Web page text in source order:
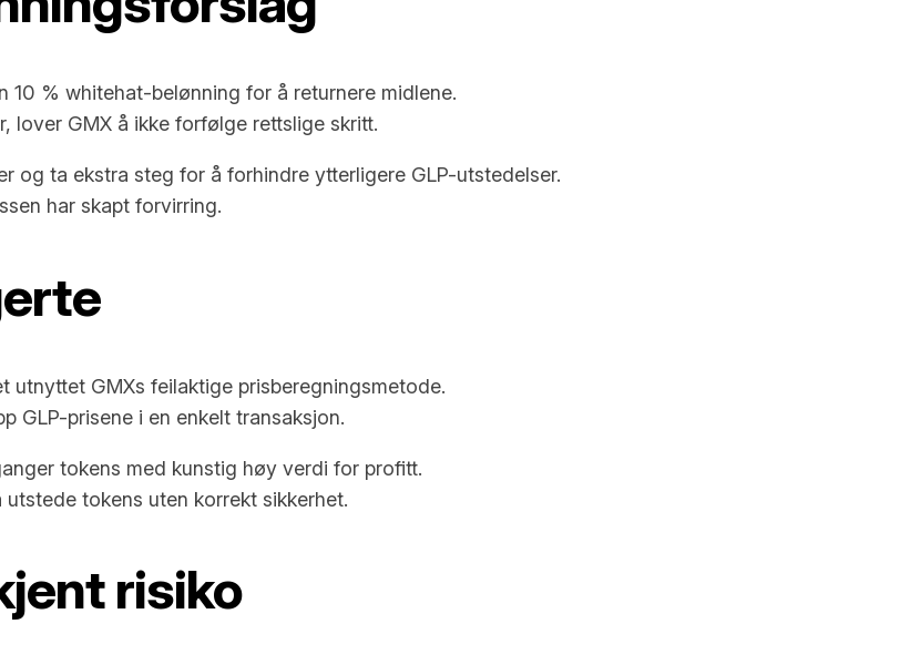
10 % whitehat-belønning for å returnere midlene.
lover GMX å ikke forfølge rettslige skritt.
og ta ekstra steg for å forhindre ytterligere GLP-utstedelser.
har skapt forvirring.
utnyttet GMXs feilaktige prisberegningsmetode.
GLP-prisene i en enkelt transaksjon.
tokens med kunstig høy verdi for profitt.
tokens uten korrekt sikkerhet.
risiko